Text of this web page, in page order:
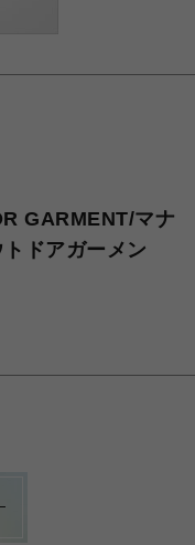
GARMENT/マナ
ドアガーメン